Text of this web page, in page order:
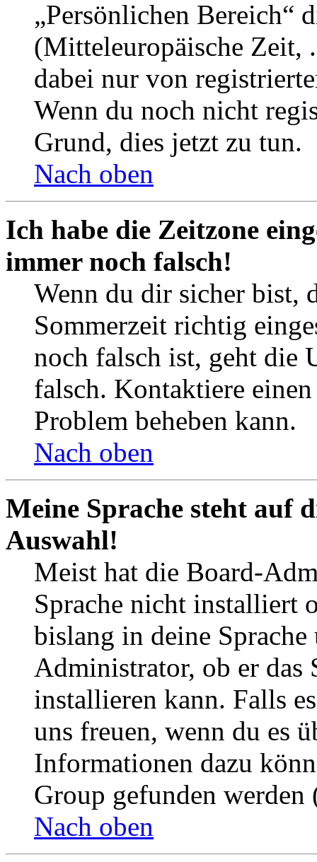
„Persönlichen Bereich“
(Mitteleuropäische Zeit,
dabei nur von
Wenn du noch nicht
Grund, dies jetzt zu tun.
Nach oben
Ich habe die Zeitzone
immer noch falsch!
Wenn du dir sicher bist,
Sommerzeit richtig
noch falsch ist, geht die
falsch. Kontaktiere
Problem beheben kann.
Nach oben
Meine Sprache steht auf
Auswahl!
Meist hat die Board-
Sprache nicht installiert
bislang in deine
Administrator, ob er das
installieren kann. Falls
uns freuen, wenn du es
Informationen dazu
Group gefunden
Nach oben